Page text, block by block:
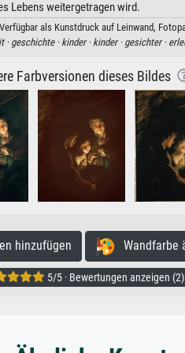
Lebens weitergetragen wird.
als Kunstdruck auf Leinwand,
· geschichte · kinder · kinder · gesichter ·
Farbversionen dieses Bildes
hinzufügen Wandfarbe
5/5 · Bewertungen anzeigen (2)